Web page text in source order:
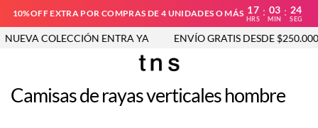
10%OFF EXTRA POR COMPRAS DE 4 UNIDADES O MÁS 17
HRS
: 03
MIN
: 24
SEG
COLECCIÓN ENTRA YA ENVÍO GRATIS DESDE $250.000
Camisas de rayas verticales hombre